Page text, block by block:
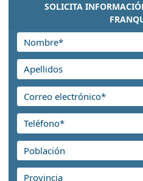
SOLICITA